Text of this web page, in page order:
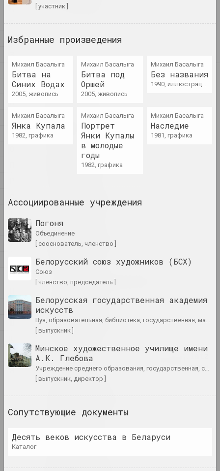
Д
Е
Ж
И
К
М
Н
Ў
У
Х
Ч
Ю
Я
А a.r.
группа
А.Р.Ч.
художник, писатель, музыкант
A&V Art Gallery
галерея
художник
художник
Александр Адамов
художник, критик, сценограф
Заир Азгур
Air Berlin Alexanderplatz
исследовательская институция,
Академия
Роман Аксёнов
[ участник ]
Избранные произведения
Михаил Басалыга
Битва на
Синих Водах
2005, живопись
Михаил Басалыга
Битва под
Оршей
2005, живопись
Михаил Басалыга
Без названия
1990, иллюстрация
Михаил Басалыга
Янка Купала
1982, графика
Михаил Басалыга
Портрет
Янки Купалы
в молодые
годы
1982, графика
Михаил Басалыга
Наследие
1981, графика
Ассоциированные учреждения
Погоня
объединение
[ сооснователь, членство ]
Белорусский союз художников (БСХ)
союз
[ членство, председатель ]
Белорусская государственная академия
искусств
вуз, образовательная, библиотека, государственная, мастерская
[ выпускник ]
Минское художественное училище имени
А.К. Глебова
учреждение среднего образования, государственная, система образования
[ выпускник, директор ]
Сопутствующие документы
Десять веков искусства в Беларуси
каталог